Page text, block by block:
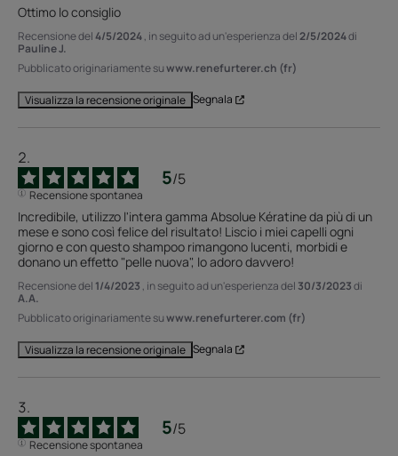
Ottimo lo consiglio
Recensione del4/5/2024, in seguito ad un'esperienza del2/5/2024di
Pauline J.
Pubblicato originariamente suwww.renefurterer.ch (fr)
Visualizza la recensione originale Segnala
5/5
Recensione spontanea
Incredibile, utilizzo l'intera gamma Absolue Kératine da più di un
mese e sono così felice del risultato! Liscio i miei capelli ogni
giorno e con questo shampoo rimangono lucenti, morbidi e
donano un effetto "pelle nuova", lo adoro davvero!
Recensione del 1/4/2023 , in seguito ad un'esperienza del 30/3/2023di
A.A.
Pubblicato originariamente suwww.renefurterer.com (fr)
Visualizza la recensione originale Segnala
5/5
Recensione spontanea